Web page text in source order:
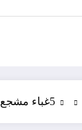
5غباء مشجع